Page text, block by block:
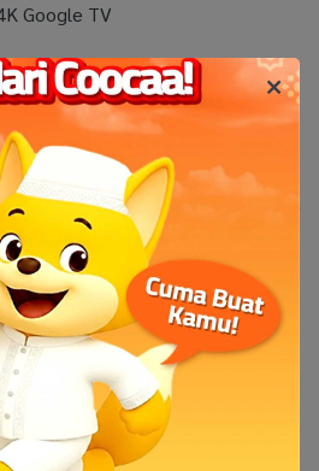
Google TV
Google TV
4K Smart TV
QLED 4K Google TV
Eco-QLED 4K Google TV